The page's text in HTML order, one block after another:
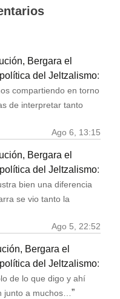
Bergara el
del Jeltzalismo:
compartiendo en torno
de interpretar tanto
Ago 6, 13:15
Bergara el
del Jeltzalismo:
bien una diferencia
se vio tanto la
Ago 5, 22:52
Bergara el
del Jeltzalismo:
de lo que digo y ahí
junto a muchos…”